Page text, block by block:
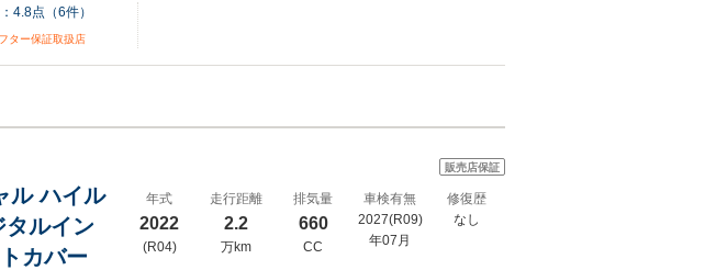
4.8点（6件）
ター保証取扱店
ル ハイル
ルイン
カバー
販売店保証
年式
2022
(R04)
走行距離
2.2
万km
排気量
660
CC
車検有無
2027(R09)
年07月
修復歴
なし